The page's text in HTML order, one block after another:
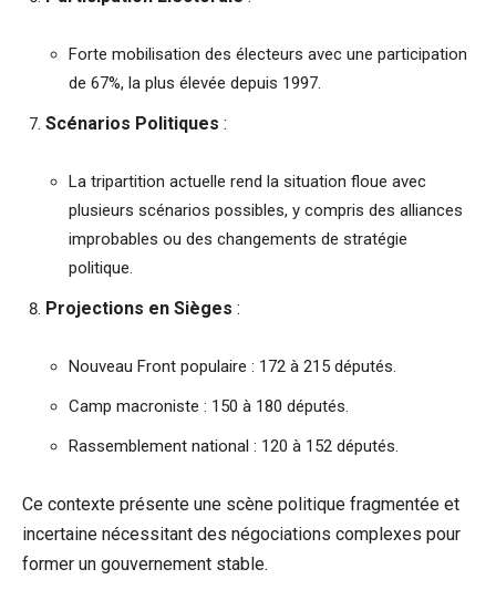
Forte mobilisation des électeurs avec une participation
de 67%, la plus élevée depuis 1997.
Scénarios Politiques :
La tripartition actuelle rend la situation floue avec
plusieurs scénarios possibles, y compris des alliances
improbables ou des changements de stratégie
politique.
Projections en Sièges :
Nouveau Front populaire : 172 à 215 députés.
Camp macroniste : 150 à 180 députés.
Rassemblement national : 120 à 152 députés.
Ce contexte présente une scène politique fragmentée et
incertaine nécessitant des négociations complexes pour
former un gouvernement stable.